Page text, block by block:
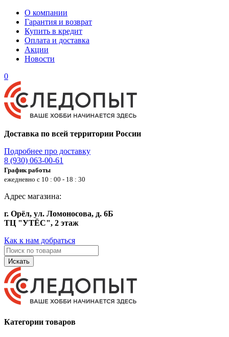
О компании
Гарантия и возврат
Купить в кредит
Оплата и доставка
Акции
Новости
0
Доставка по всей территории России
Подробнее про доставку
8 (930) 063-00-61
График работы
ежедневно с 10 : 00 - 18 : 30
Адрес магазина:
г. Орёл, ул. Ломоносова, д. 6Б
ТЦ "УТЁС", 2 этаж
Как к нам добраться
Искать
Категории товаров